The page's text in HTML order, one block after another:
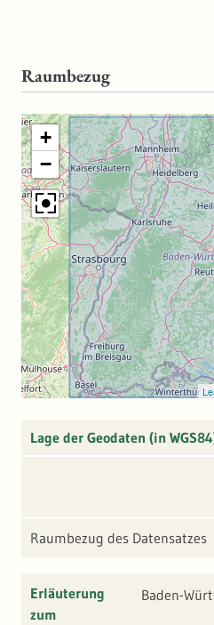
Raumbezug
+
−
Lage der Geodaten (in
Raumbezug des Datensatzes
Erläuterung
zum
Baden-